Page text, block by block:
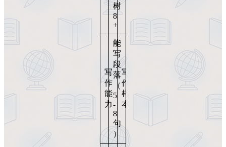
树
8
+
写
作
能
力
能
写
段
落
（
5
-
8
句
）
写
作
样
本